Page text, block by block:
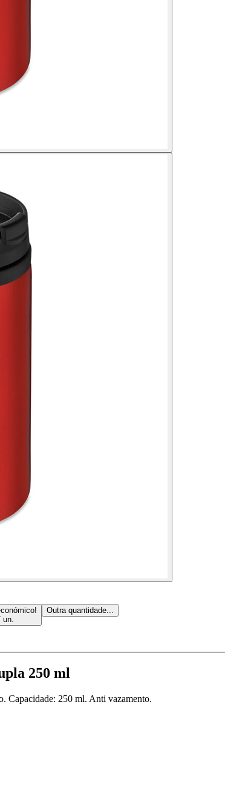
un.
Outra quantidade...
250 ml
Capacidade: 250 ml. Anti vazamento.